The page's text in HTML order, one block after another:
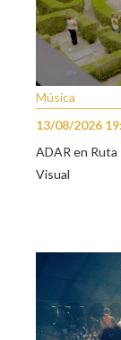
Música
13/08/2026
ADAR en
Visual